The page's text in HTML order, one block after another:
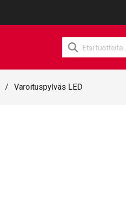
Products
search
/ Varoituspylväs LED